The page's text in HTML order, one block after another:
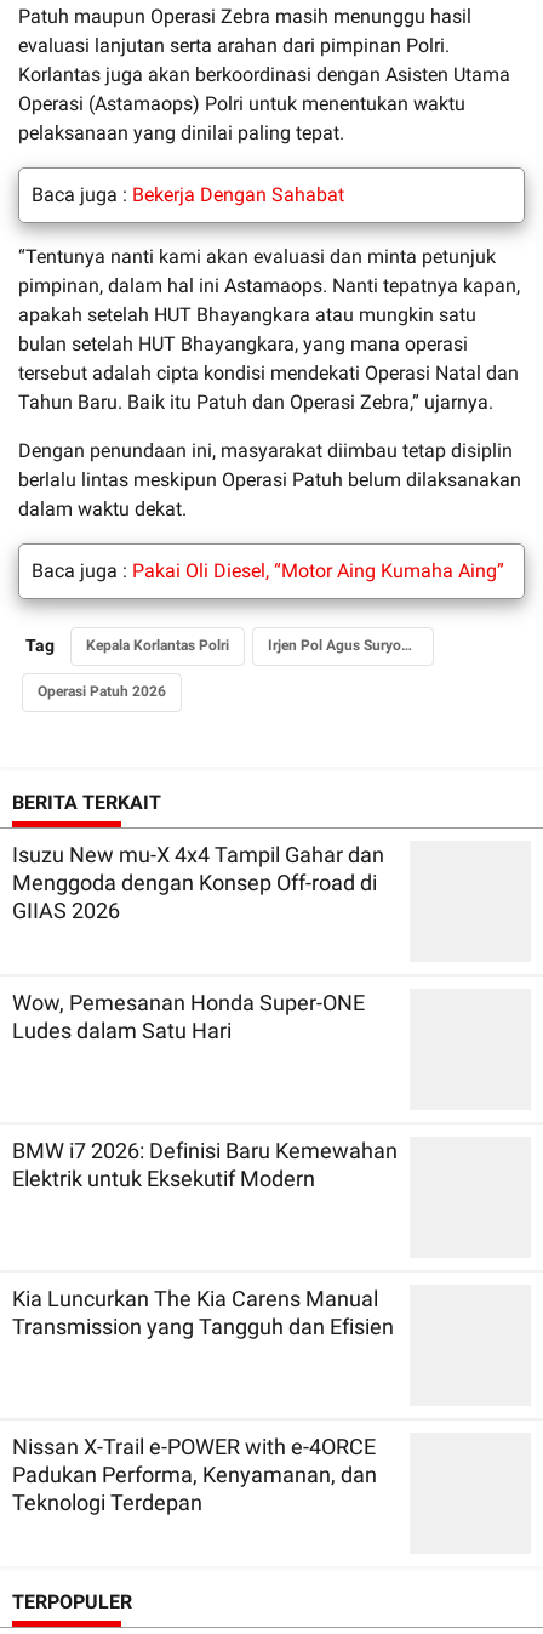
Patuh maupun Operasi Zebra masih menunggu hasil
evaluasi lanjutan serta arahan dari pimpinan Polri.
Korlantas juga akan berkoordinasi dengan Asisten Utama
Operasi (Astamaops) Polri untuk menentukan waktu
pelaksanaan yang dinilai paling tepat.
Baca juga : Bekerja Dengan Sahabat
“Tentunya nanti kami akan evaluasi dan minta petunjuk
pimpinan, dalam hal ini Astamaops. Nanti tepatnya kapan,
apakah setelah HUT Bhayangkara atau mungkin satu
bulan setelah HUT Bhayangkara, yang mana operasi
tersebut adalah cipta kondisi mendekati Operasi Natal dan
Tahun Baru. Baik itu Patuh dan Operasi Zebra,” ujarnya.
Dengan penundaan ini, masyarakat diimbau tetap disiplin
berlalu lintas meskipun Operasi Patuh belum dilaksanakan
dalam waktu dekat.
Baca juga : Pakai Oli Diesel, “Motor Aing Kumaha Aing”
Tag Kepala Korlantas Polri Irjen Pol Agus Suryonugroho
Operasi Patuh 2026
BERITA TERKAIT
Isuzu New mu-X 4x4 Tampil Gahar dan
Menggoda dengan Konsep Off-road di
GIIAS 2026
Wow, Pemesanan Honda Super-ONE
Ludes dalam Satu Hari
BMW i7 2026: Definisi Baru Kemewahan
Elektrik untuk Eksekutif Modern
Kia Luncurkan The Kia Carens Manual
Transmission yang Tangguh dan Efisien
Nissan X-Trail e-POWER with e-4ORCE
Padukan Performa, Kenyamanan, dan
Teknologi Terdepan
TERPOPULER